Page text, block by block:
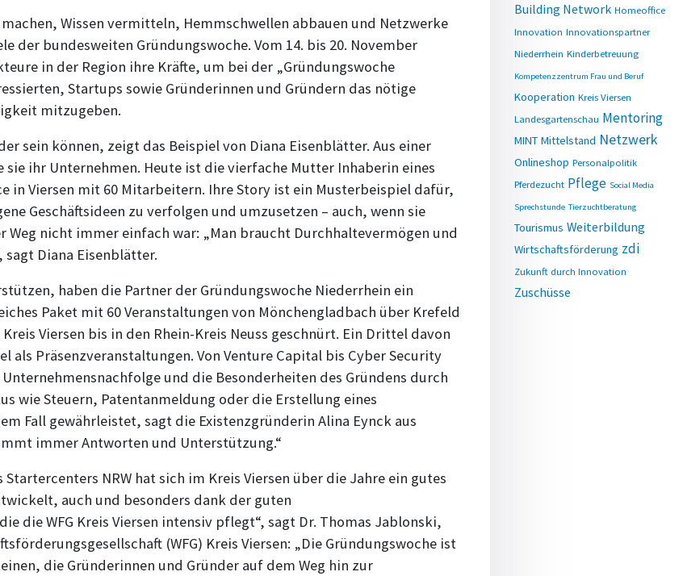
Wissen vermitteln, Hemmschwellen abbauen und Netzwerke
der bundesweiten Gründungswoche. Vom 14. bis 20. November
in der Region ihre Kräfte, um bei der „Gründungswoche
Startups sowie Gründerinnen und Gründern das nötige
mitzugeben.
sein können, zeigt das Beispiel von Diana Eisenblätter. Aus einer
ihr Unternehmen. Heute ist die vierfache Mutter Inhaberin eines
in Viersen mit 60 Mitarbeitern. Ihre Story ist ein Musterbeispiel dafür,
Geschäftsideen zu verfolgen und umzusetzen – auch, wenn sie
Weg nicht immer einfach war: „Man braucht Durchhaltevermögen und
sagt Diana Eisenblätter.
haben die Partner der Gründungswoche Niederrhein ein
Paket mit 60 Veranstaltungen von Mönchengladbach über Krefeld
Viersen bis in den Rhein-Kreis Neuss geschnürt. Ein Drittel davon
Präsenzveranstaltungen. Von Venture Capital bis Cyber Security
und die Besonderheiten des Gründens durch
wie Steuern, Patentanmeldung oder die Erstellung eines
Fall gewährleistet, sagt die Existenzgründerin Alina Eynck aus
immer Antworten und Unterstützung.“
NRW hat sich im Kreis Viersen über die Jahre ein gutes
auch und besonders dank der guten
die WFG Kreis Viersen intensiv pflegt“, sagt Dr. Thomas Jablonski,
(WFG) Kreis Viersen: „Die Gründungswoche ist
die Gründerinnen und Gründer auf dem Weg hin zur
Building Network Homeoffice
Innovation Innovationspartner
Niederrhein Kinderbetreuung
Kompetenzzentrum Frau und Beruf
Kooperation Kreis Viersen
Landesgartenschau Mentoring
MINT Mittelstand Netzwerk
Onlineshop Personalpolitik
Pferdezucht Pflege Social Media
Sprechstunde Tierzuchtberatung
Tourismus Weiterbildung
Wirtschaftsförderung zdi
Zukunft durch Innovation
Zuschüsse